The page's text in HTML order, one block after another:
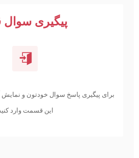
پیگیری سوال
برای پیگیری پاسخ سوال خودتون و نمایش
این قسمت وارد